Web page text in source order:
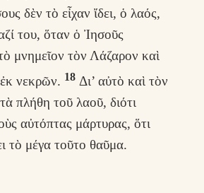
δὲν τὸ εἶχαν ἴδει, ὁ λαός,
του, ὅταν ὁ Ἰησοῦς
μνημεῖον τὸν Λάζαρον καὶ
νεκρῶν. 18 Δι’ αὐτὸ καὶ τὸν
πλήθη τοῦ λαοῦ, διότι
αὐτόπτας μάρτυρας, ὅτι
τὸ μέγα τοῦτο θαῦμα.